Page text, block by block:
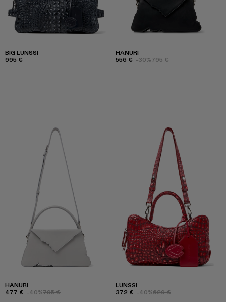
BIG LUNSSI
995 €
HANURI
556 € -30%795 €
HANURI
477 € -40%795 €
LUNSSI
372 € -40%620 €